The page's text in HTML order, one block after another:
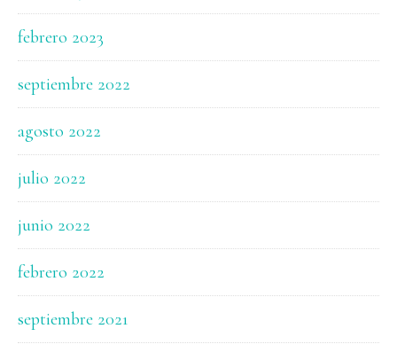
febrero 2023
septiembre 2022
agosto 2022
julio 2022
junio 2022
febrero 2022
septiembre 2021